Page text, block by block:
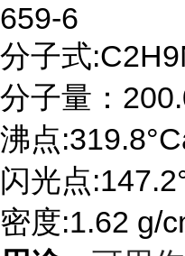
659-6
分子式
分子量：
沸点
闪光点
密度:1.62 g/